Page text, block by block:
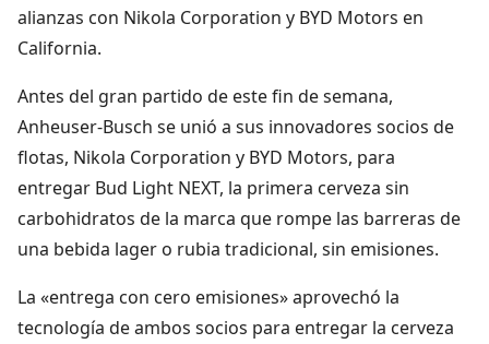
alianzas con Nikola Corporation y BYD Motors en
California.
Antes del gran partido de este fin de semana,
Anheuser-Busch se unió a sus innovadores socios de
flotas, Nikola Corporation y BYD Motors, para
entregar Bud Light NEXT, la primera cerveza sin
carbohidratos de la marca que rompe las barreras de
una bebida lager o rubia tradicional, sin emisiones.
La «entrega con cero emisiones» aprovechó la
tecnología de ambos socios para entregar la cerveza